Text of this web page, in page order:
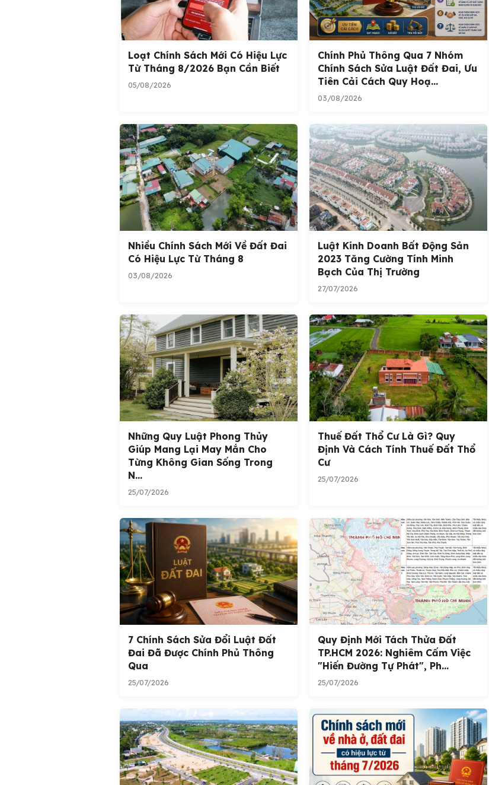
Loạt Chính Sách Mới Có Hiệu Lực
Từ Tháng 8/2026 Bạn Cần Biết
05/08/2026
Chính Phủ Thông Qua 7 Nhóm
Chính Sách Sửa Luật Đất Đai, Ưu
Tiên Cải Cách Quy Hoạ...
03/08/2026
Nhiều Chính Sách Mới Về Đất Đai
Có Hiệu Lực Từ Tháng 8
03/08/2026
Luật Kinh Doanh Bất Động Sản
2023 Tăng Cường Tính Minh
Bạch Của Thị Trường
27/07/2026
Những Quy Luật Phong Thủy
Giúp Mang Lại May Mắn Cho
Từng Không Gian Sống Trong
N...
25/07/2026
Thuế Đất Thổ Cư Là Gì? Quy
Định Và Cách Tính Thuế Đất Thổ
Cư
25/07/2026
7 Chính Sách Sửa Đổi Luật Đất
Đai Đã Được Chính Phủ Thông
Qua
25/07/2026
Quy Định Mới Tách Thửa Đất
TP.HCM 2026: Nghiêm Cấm Việc
"hiến Đường Tự Phát", Ph...
25/07/2026